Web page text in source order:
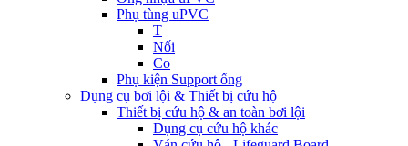
Phụ tùng uPVC
T
Nối
Co
Phụ kiện Support ống
Dụng cụ bơi lội & Thiết bị cứu hộ
Thiết bị cứu hộ & an toàn bơi lội
Dụng cụ cứu hộ khác